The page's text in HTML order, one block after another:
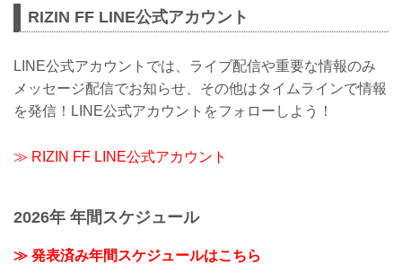
RIZIN FF LINE公式アカウント
LINE公式アカウントでは、ライブ配信や重要な情報のみ
メッセージ配信でお知らせ、その他はタイムラインで情報
を発信！LINE公式アカウントをフォローしよう！
≫ RIZIN FF LINE公式アカウント
2026年 年間スケジュール
≫ 発表済み年間スケジュールはこちら